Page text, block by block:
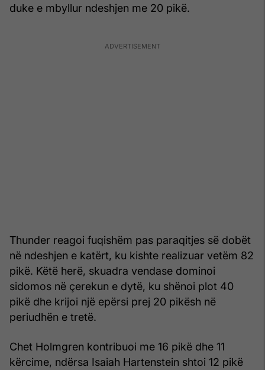
duke e mbyllur ndeshjen me 20 pikë.
Thunder reagoi fuqishëm pas paraqitjes së dobët
në ndeshjen e katërt, ku kishte realizuar vetëm 82
pikë. Këtë herë, skuadra vendase dominoi
sidomos në çerekun e dytë, ku shënoi plot 40
pikë dhe krijoi një epërsi prej 20 pikësh në
periudhën e tretë.
Chet Holmgren kontribuoi me 16 pikë dhe 11
kërcime, ndërsa Isaiah Hartenstein shtoi 12 pikë